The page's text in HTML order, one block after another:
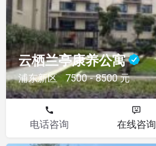
云栖兰亭康养公寓
浦东新区 7500 - 8500 元
电话咨询 在线咨询